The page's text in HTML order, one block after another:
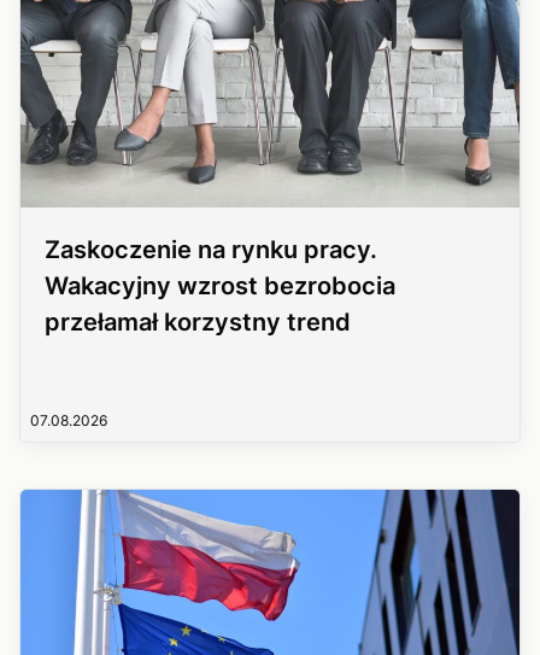
Zaskoczenie na rynku pracy.
Wakacyjny wzrost bezrobocia
przełamał korzystny trend
07.08.2026